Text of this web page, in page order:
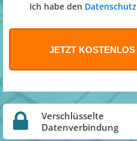
Ich habe den Datenschutz
Verschlüsselte
Datenverbindung